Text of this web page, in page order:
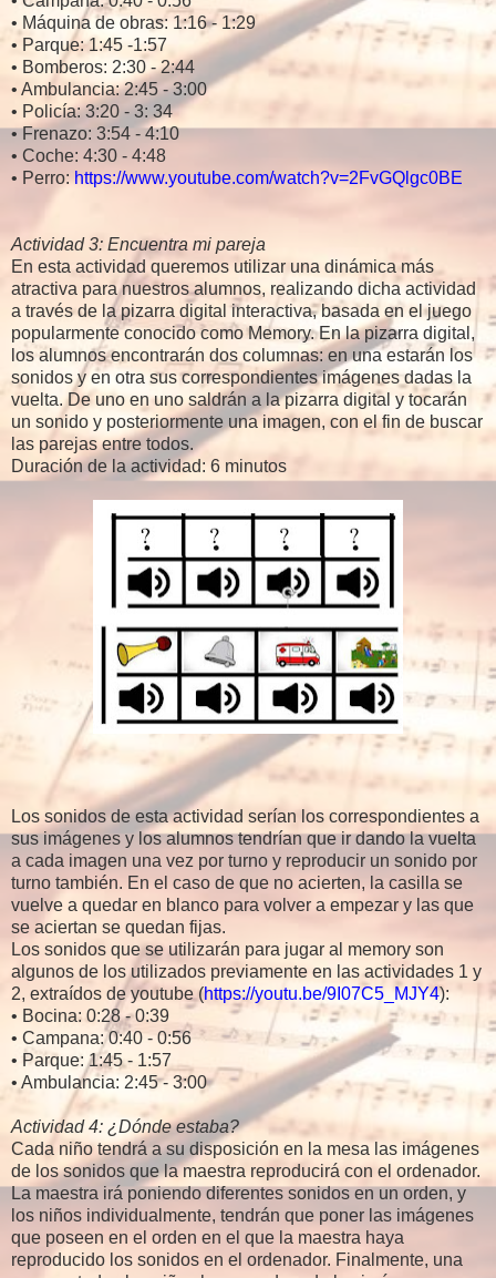
• Máquina de obras: 1:16 - 1:29
• Parque: 1:45 -1:57
• Bomberos: 2:30 - 2:44
• Ambulancia: 2:45 - 3:00
• Policía: 3:20 - 3: 34
• Frenazo: 3:54 - 4:10
• Coche: 4:30 - 4:48
• Perro: https://www.youtube.com/watch?v=2FvGQlgc0BE
Actividad 3: Encuentra mi pareja
En esta actividad queremos utilizar una dinámica más
atractiva para nuestros alumnos, realizando dicha actividad
a través de la pizarra digital interactiva, basada en el juego
popularmente conocido como Memory. En la pizarra digital,
los alumnos encontrarán dos columnas: en una estarán los
sonidos y en otra sus correspondientes imágenes dadas la
vuelta. De uno en uno saldrán a la pizarra digital y tocarán
un sonido y posteriormente una imagen, con el fin de buscar
las parejas entre todos.
Duración de la actividad: 6 minutos
Los sonidos de esta actividad serían los correspondientes a
sus imágenes y los alumnos tendrían que ir dando la vuelta
a cada imagen una vez por turno y reproducir un sonido por
turno también. En el caso de que no acierten, la casilla se
vuelve a quedar en blanco para volver a empezar y las que
se aciertan se quedan fijas.
Los sonidos que se utilizarán para jugar al memory son
algunos de los utilizados previamente en las actividades 1 y
2, extraídos de youtube (https://youtu.be/9I07C5_MJY4):
• Bocina: 0:28 - 0:39
• Campana: 0:40 - 0:56
• Parque: 1:45 - 1:57
• Ambulancia: 2:45 - 3:00
Actividad 4: ¿Dónde estaba?
Cada niño tendrá a su disposición en la mesa las imágenes
de los sonidos que la maestra reproducirá con el ordenador.
La maestra irá poniendo diferentes sonidos en un orden, y
los niños individualmente, tendrán que poner las imágenes
que poseen en el orden en el que la maestra haya
reproducido los sonidos en el ordenador. Finalmente, una